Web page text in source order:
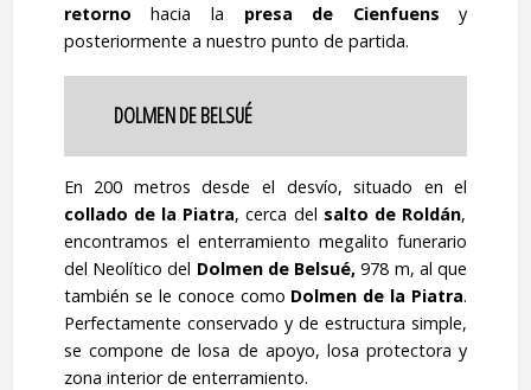
retorno hacia la presa de Cienfuens y
posteriormente a nuestro punto de partida.
DOLMEN DE BELSUÉ
En 200 metros desde el desvío, situado en el
collado de la Piatra, cerca del salto de Roldán,
encontramos el enterramiento megalito funerario
del Neolítico del Dolmen de Belsué,978 m, al que
también se le conoce como Dolmen de la Piatra.
Perfectamente conservado y de estructura simple,
se compone de losa de apoyo, losa protectora y
zona interior de enterramiento.